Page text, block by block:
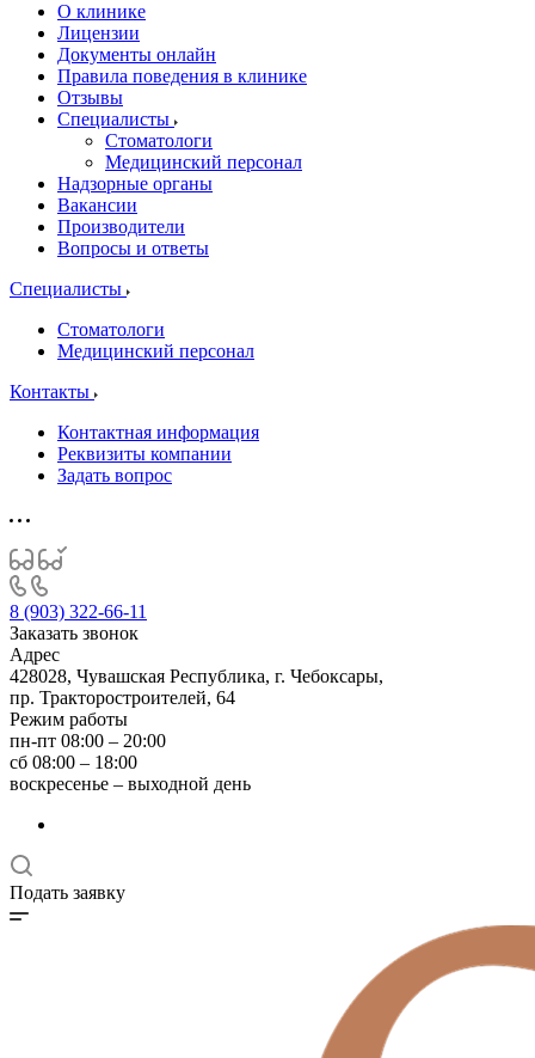
О клинике
Лицензии
Документы онлайн
Правила поведения в клинике
Отзывы
Специалисты
Стоматологи
Медицинский персонал
Надзорные органы
Вакансии
Производители
Вопросы и ответы
Специалисты
Стоматологи
Медицинский персонал
Контакты
Контактная информация
Реквизиты компании
Задать вопрос
8 (903) 322-66-11
Заказать звонок
Адрес
428028, Чувашская Республика, г. Чебоксары,
пр. Тракторостроителей, 64
Режим работы
пн-пт 08:00 – 20:00
сб 08:00 – 18:00
воскресенье – выходной день
Подать заявку